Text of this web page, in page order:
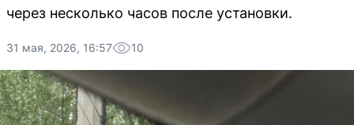
через несколько часов после установки.
31 мая, 2026, 16:57 10